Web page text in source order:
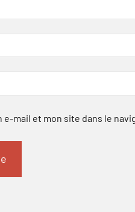
mail et mon site dans le